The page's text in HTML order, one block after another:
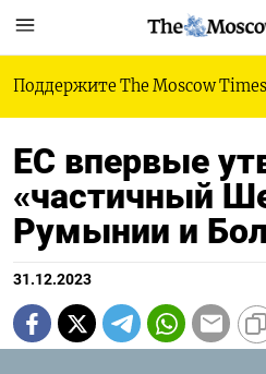
Поддержите The Moscow Times
ЕС впервые
«частичный
Румынии и
31.12.2023